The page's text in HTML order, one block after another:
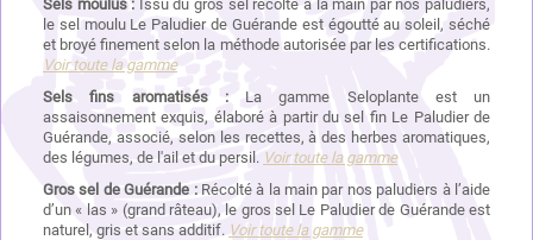
Sels moulus : Issu du gros sel récolté à la main par nos paludiers,
le sel moulu Le Paludier de Guérande est égoutté au soleil, séché
et broyé finement selon la méthode autorisée par les certifications.
Voirtoute la gamme
Sels fins aromatisés :
La gamme Seloplante est un
assaisonnement exquis, élaboré à partir du sel fin Le Paludier de
Guérande, associé, selon les recettes, à des herbes aromatiques,
des légumes, de l'ail et du persil. Voirtoute la gamme
Gros sel de Guérande : Récolté à la main par nos paludiers à l’aide
d’un « las » (grand râteau), le gros sel Le Paludier de Guérande est
naturel, gris et sans additif. Voirtoute la gamme